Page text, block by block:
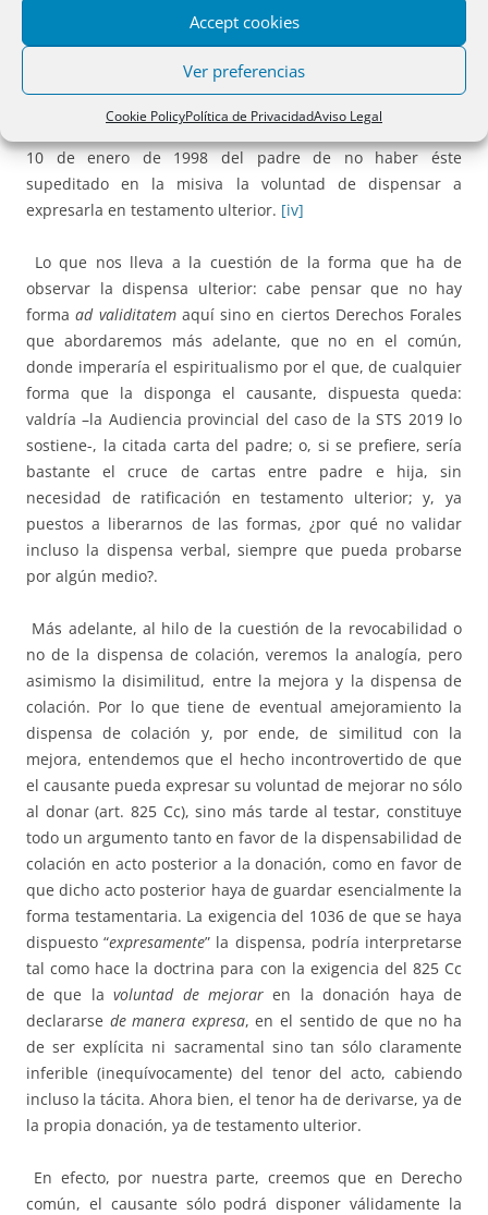
Accept cookies
Ver preferencias
Cookie PolicyPolítica de PrivacidadAviso Legal
testamento, entre las que debía incluirse la litigiosa
decanta, pues, por que la dispensa fue unilateral del
padre y por el testamento de abril de 1998, aunque el
habría entendido que hubo dispensa por la sola carta de
10 de enero de 1998 del padre de no haber éste
supeditado en la misiva la voluntad de dispensar a
expresarla en testamento ulterior. [iv]
Lo que nos lleva a la cuestión de la forma que ha de
observar la dispensa ulterior: cabe pensar que no hay
formaad validitatemaquí sino en ciertos Derechos Forales
que abordaremos más adelante, que no en el común,
donde imperaría el espiritualismo por el que, de cualquier
forma que la disponga el causante, dispuesta queda:
valdría –la Audiencia provincial del caso de la STS 2019 lo
sostiene-, la citada carta del padre; o, si se prefiere, sería
bastante el cruce de cartas entre padre e hija, sin
necesidad de ratificación en testamento ulterior; y, ya
puestos a liberarnos de las formas, ¿por qué no validar
incluso la dispensa verbal, siempre que pueda probarse
por algún medio?.
Más adelante, al hilo de la cuestión de la revocabilidad o
no de la dispensa de colación, veremos la analogía, pero
asimismo la disimilitud, entre la mejora y la dispensa de
colación. Por lo que tiene de eventual amejoramiento la
dispensa de colación y, por ende, de similitud con la
mejora, entendemos que el hecho incontrovertido de que
el causante pueda expresar su voluntad de mejorar no sólo
al donar (art. 825 Cc), sino más tarde al testar, constituye
todo un argumento tanto en favor de la dispensabilidad de
colación en acto posterior a la donación, como en favor de
que dicho acto posterior haya de guardar esencialmente la
forma testamentaria. La exigencia del 1036 de que se haya
dispuesto “expresamente” la dispensa, podría interpretarse
tal como hace la doctrina para con la exigencia del 825 Cc
de que lavoluntad de mejorar en la donación haya de
declararse de manera expresa, en el sentido de que no ha
de ser explícita ni sacramental sino tan sólo claramente
inferible (inequívocamente) del tenor del acto, cabiendo
incluso la tácita. Ahora bien, el tenor ha de derivarse, ya de
la propia donación, ya de testamento ulterior.
En efecto, por nuestra parte, creemos que en Derecho
común, el causante sólo podrá disponer válidamente la